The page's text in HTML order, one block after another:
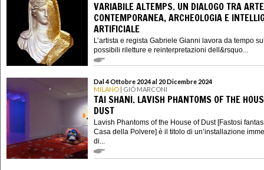
VARIABILE ALTEMPS. UN DIALOGO TRA ARTE
CONTEMPORANEA, ARCHEOLOGIA E
ARTIFICIALE
L’artista e regista Gabriele Gianni lavora da tempo
possibili riletture e reinterpretazioni dell&rsquo...
Dal 4 Ottobre 2024 al 20 Dicembre 2024
MILANO | GIÓ MARCONI
TAI SHANI. LAVISH PHANTOMS OF THE
DUST
Lavish Phantoms of the House of Dust [Fastosi
Casa della Polvere] è il titolo di un’installazione
di...